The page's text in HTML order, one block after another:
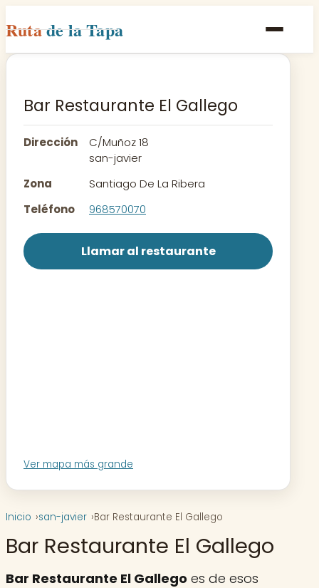
Rutade la Tapa
Inicio
Rutas
Contacto
Bar Restaurante El Gallego
Dirección
C/Muñoz 18
san-javier
Zona
Santiago De La Ribera
Teléfono
968570070
Llamar al restaurante
Ver mapa más grande
Inicio san-javier Bar Restaurante El Gallego
Bar Restaurante El Gallego
Bar Restaurante El Gallego es de esos